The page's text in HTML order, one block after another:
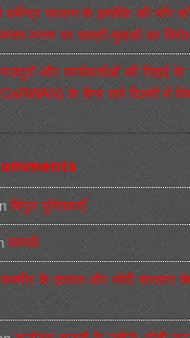
धर्मेन्द्र प्रधान के इस्तीफ़े की माँग
मन्तर पर छात्रों-युवाओं का
और कार्यकर्ताओं की रिहाई के
के बैनर तले दिल्ली में
बिगुल पुस्तिकाएँ
सम्पर्क
कश्मीर के हालात और मोदी सरकार के